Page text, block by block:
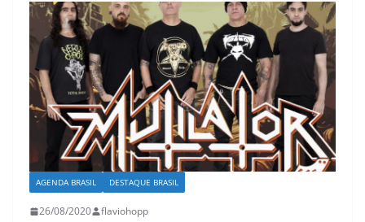
AGENDA BRASIL DESTAQUE BRASIL
26/08/2020 flaviohopp